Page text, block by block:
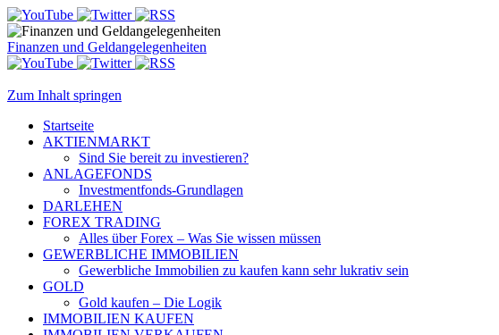
Finanzen und Geldangelegenheiten
Zum Inhalt springen
Startseite
AKTIENMARKT
Sind Sie bereit zu investieren?
ANLAGEFONDS
Investmentfonds-Grundlagen
DARLEHEN
FOREX TRADING
Alles über Forex – Was Sie wissen müssen
GEWERBLICHE IMMOBILIEN
Gewerbliche Immobilien zu kaufen kann sehr lukrativ sein
GOLD
Gold kaufen – Die Logik
IMMOBILIEN KAUFEN